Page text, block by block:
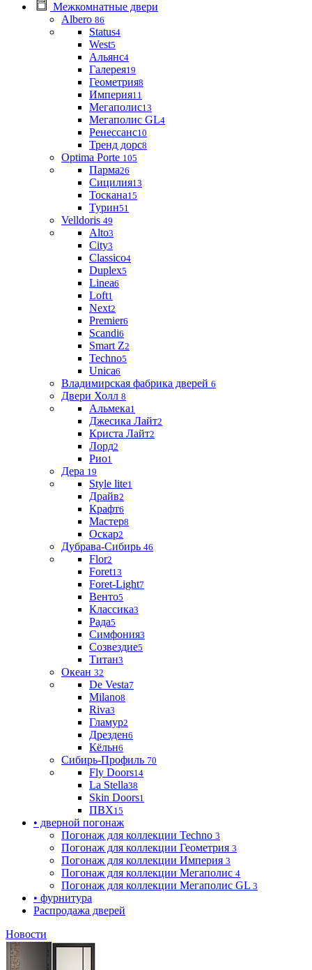
Межкомнатные двери
Albero 86
Status4
West5
Альянс4
Галерея19
Геометрия8
Империя11
Мегаполис13
Мегаполис GL4
Ренессанс10
Тренд дорс8
Optima Porte 105
Парма26
Сицилия13
Тоскана15
Турин51
Velldoris 49
Alto3
City3
Classico4
Duplex5
Linea6
Loft1
Next2
Premier6
Scandi6
Smart Z2
Techno5
Unica6
Владимирская фабрика дверей 6
Двери Холл 8
Альмека1
Джесика Лайт2
Криста Лайт2
Лорд2
Рио1
Дера 19
Style lite1
Драйв2
Крафт6
Мастер8
Оскар2
Дубрава-Сибирь 46
Flor2
Foret13
Foret-Light7
Венто5
Классика3
Рада5
Симфония3
Созвездие5
Титан3
Океан 32
De Vesta7
Milano8
Riva3
Гламур2
Дрезден6
Кёльн6
Сибирь-Профиль 70
Fly Doors14
La Stella38
Skin Doors1
ПВХ15
• дверной погонаж
Погонаж для коллекции Techno 3
Погонаж для коллекции Геометрия 3
Погонаж для коллекции Империя 3
Погонаж для коллекции Мегаполис 4
Погонаж для коллекции Мегаполис GL 3
• фурнитура
Распродажа дверей
Новости